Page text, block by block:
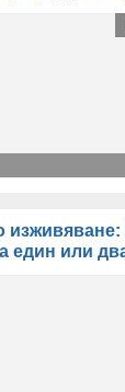
един или